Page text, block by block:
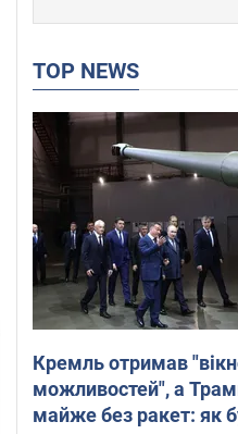
TOP NEWS
Кремль отримав
можливостей", а
майже без ракет: як